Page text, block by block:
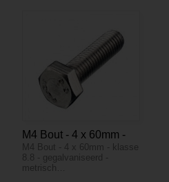
M4 Bout - 4 x 60mm -
klasse 8.8 -
gegalvaniseerd -
M4 Bout - 4 x 60mm - klasse
8.8 - gegalvaniseerd -
metrisch…